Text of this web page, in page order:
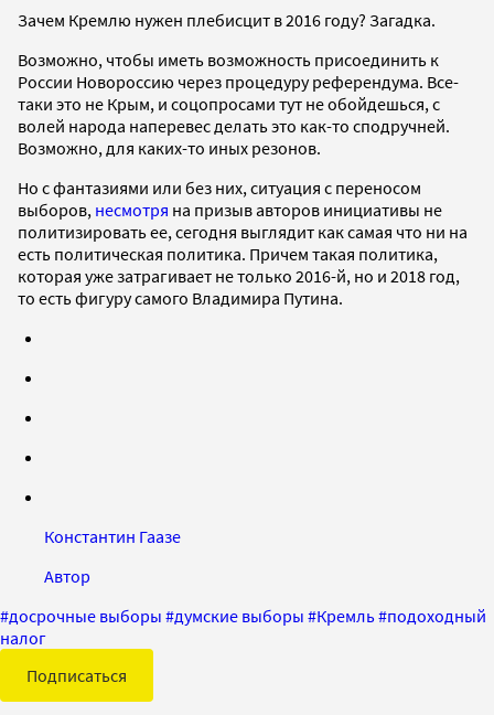
Зачем Кремлю нужен плебисцит в 2016 году? Загадка.
Возможно, чтобы иметь возможность присоединить к
России Новороссию через процедуру референдума. Все-
таки это не Крым, и соцопросами тут не обойдешься, с
волей народа наперевес делать это как-то сподручней.
Возможно, для каких-то иных резонов.
Но с фантазиями или без них, ситуация с переносом
выборов, несмотря на призыв авторов инициативы не
политизировать ее, сегодня выглядит как самая что ни на
есть политическая политика. Причем такая политика,
которая уже затрагивает не только 2016-й, но и 2018 год,
то есть фигуру самого Владимира Путина.
Константин Гаазе
Автор
#досрочные выборы #думские выборы #Кремль#подоходный
налог
Подписаться